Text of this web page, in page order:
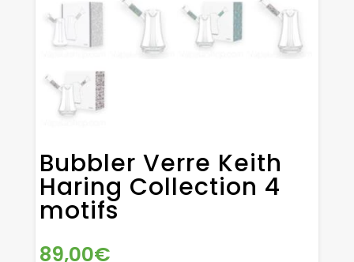
Bubbler Verre Keith
Haring Collection 4
motifs
89,00€